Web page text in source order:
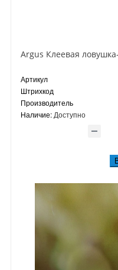
Артикул
Штрихкод
Производитель
Наличие: Доступно